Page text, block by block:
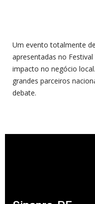
Um evento totalmente
apresentadas no
impacto no negócio
grandes parceiros
debate.